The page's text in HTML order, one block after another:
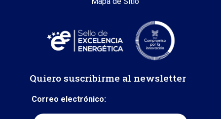
Quiero suscribirme al newsletter
Correo electrónico: